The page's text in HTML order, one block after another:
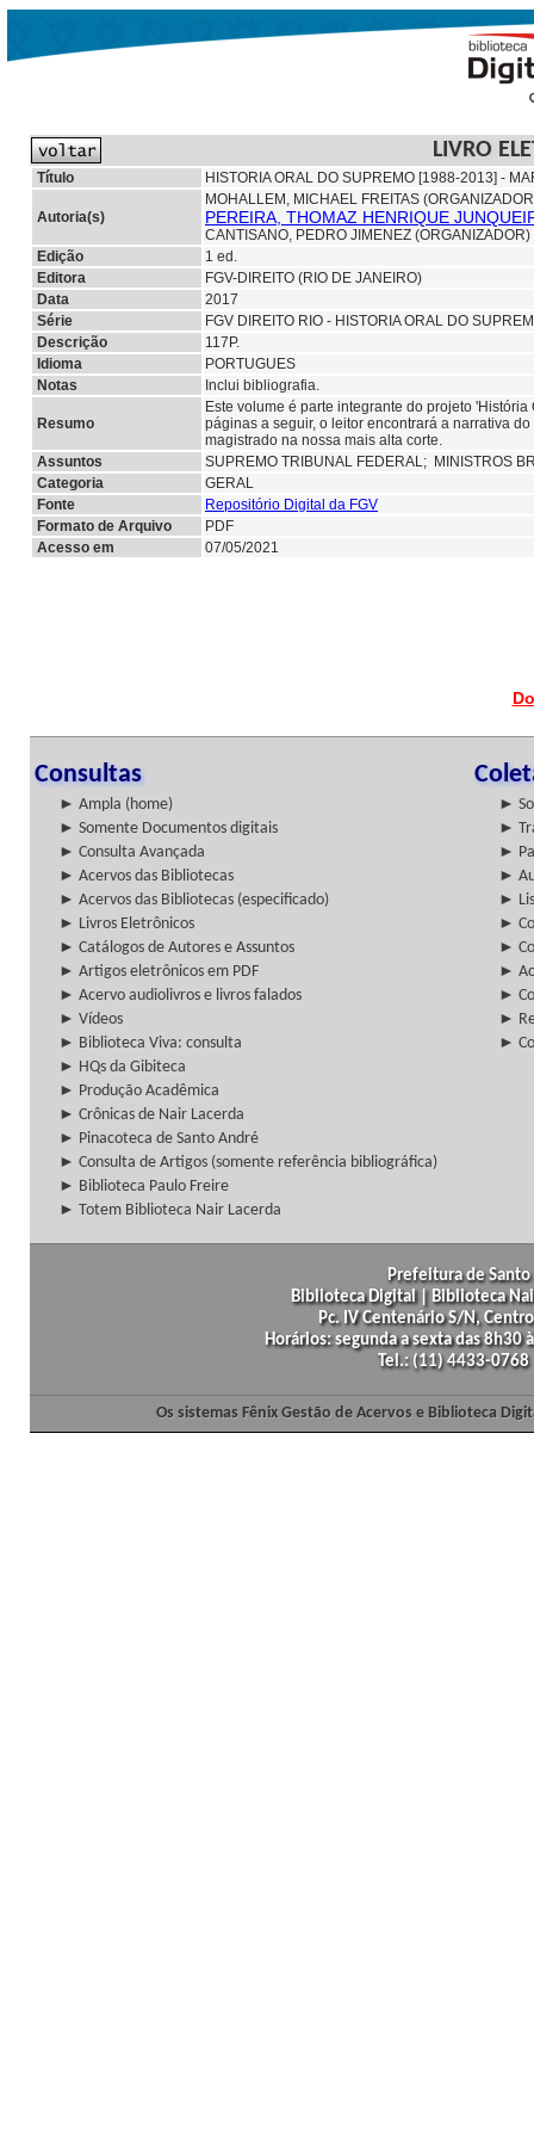
LIVRO
Título HISTORIA ORAL DO SUPREMO [1988-2013] -
Autoria(s)
MOHALLEM, MICHAEL FREITAS
PEREIRA, THOMAZ HENRIQUE
CANTISANO, PEDRO JIMENEZ (ORGANIZADOR)
Edição
1 ed.
Editora
FGV-DIREITO (RIO DE JANEIRO)
Data
2017
Série
FGV DIREITO RIO - HISTORIA ORAL DO
Descrição
117P.
Idioma
PORTUGUES
Notas
Inclui bibliografia.
Resumo
Este volume é parte integrante do projeto
páginas a seguir, o leitor encontrará a narrativa
magistrado na nossa mais alta corte.
Assuntos
SUPREMO TRIBUNAL FEDERAL; MINISTROS
Categoria
GERAL
Fonte
Repositório Digital da FGV
Formato de Arquivo
PDF
Acesso em
07/05/2021
Consultas
► Ampla (home)
►
► Somente Documentos digitais
►
► Consulta Avançada
►
► Acervos das Bibliotecas
►
► Acervos das Bibliotecas (especificado)
►
► Livros Eletrônicos
►
► Catálogos de Autores e Assuntos
►
► Artigos eletrônicos em PDF
►
► Acervo audiolivros e livros falados
►
► Vídeos
►
► Biblioteca Viva: consulta
►
► HQs da Gibiteca
► Produção Acadêmica
► Crônicas de Nair Lacerda
► Pinacoteca de Santo André
► Consulta de Artigos (somente referência bibliográfica)
► Biblioteca Paulo Freire
► Totem Biblioteca Nair Lacerda
Prefeitura de
Biblioteca Digital | Biblioteca
Pc. IV Centenário S/N,
Horários: segunda a sexta das
Tel.: (11) 4433-
Os sistemas Fênix Gestão de Acervos e Biblioteca